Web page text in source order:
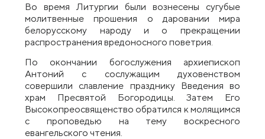
Во время Литургии были вознесены сугубые
молитвенные прошения о даровании мира
белорусскому народу и о прекращении
распространения вредоносного поветрия.
По окончании богослужения архиепископ
Антоний с сослужащим духовенством
совершили славление празднику Введения во
храм Пресвятой Богородицы. Затем Его
Высокопреосвященство обратился к молящимся
с проповедью на тему воскресного
евангельского чтения.